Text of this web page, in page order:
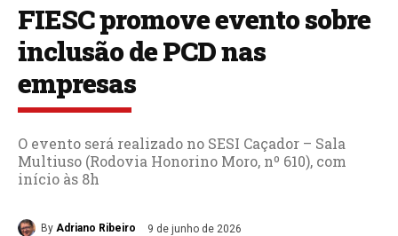
FIESC promove evento sobre
inclusão de PCD nas
empresas
O evento será realizado no SESI Caçador – Sala
Multiuso (Rodovia Honorino Moro, nº 610), com
início às 8h
By Adriano Ribeiro 9 de junho de 2026